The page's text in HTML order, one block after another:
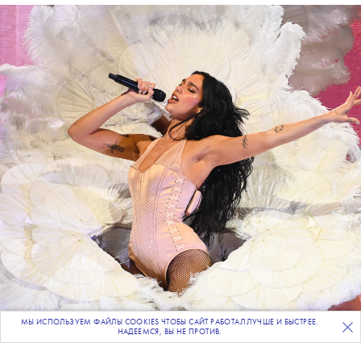
ПОДПИСЫВАЙТЕСЬНА НАШУ ВЕЧЕРНЮЮ РАССЫЛКУ
МЫ ИСПОЛЬЗУЕМ ФАЙЛЫ COOKIES ЧТОБЫ САЙТ РАБОТАЛ ЛУЧШЕ И БЫСТРЕЕ.
НАДЕЕМСЯ, ВЫ НЕ ПРОТИВ.